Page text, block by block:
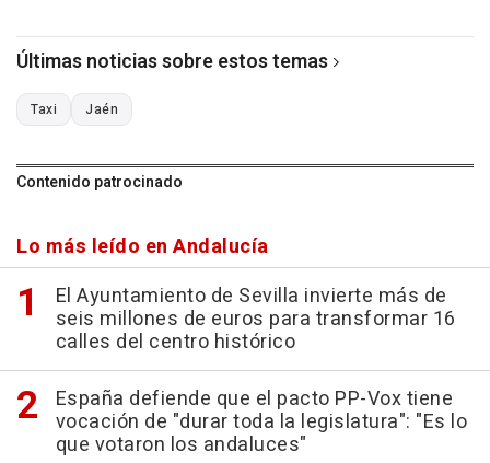
Últimas noticias sobre estos temas
Taxi Jaén
Contenido patrocinado
Lo más leído en Andalucía
El Ayuntamiento de Sevilla invierte más de
seis millones de euros para transformar 16
calles del centro histórico
España defiende que el pacto PP-Vox tiene
vocación de "durar toda la legislatura": "Es lo
que votaron los andaluces"